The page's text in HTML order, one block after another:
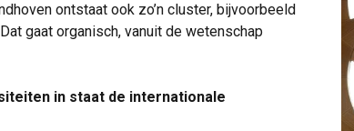
ontstaat ook zo’n cluster, bijvoorbeeld
gaat organisch, vanuit de wetenschap
in staat de internationale